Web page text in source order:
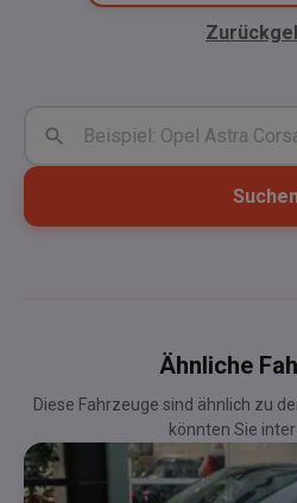
Ähnliche
Diese Fahrzeuge sind ähnlich zu
könnten Sie